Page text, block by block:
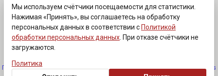
допускается исключительно с указанием источника и публикацией
активной гиперссылки на портал Astrakhanpost.ru. Комментарии
читателей сайта размещаются без предварительного редактирования.
Редакция оставляет за собой право удалить их с сайта или
отредактировать, если указанные сообщения нарушают законы РФ.
«САЙТ ПРЕДНАЗНАЧЕН ДЛЯ АУДИТОРИИ 18+»
Политика обработки персональных данных·Изменить согласие на cookies
Мы используем счётчики посещаемости для статистики.
Нажимая «Принять», вы соглашаетесь на обработку
персональных данных в соответствии с Политикой
обработки персональных данных . При отказе счётчики не
загружаются.
Политика